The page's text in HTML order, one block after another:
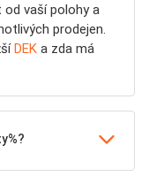
od vaší polohy a
prodejen.
DEK a zda má